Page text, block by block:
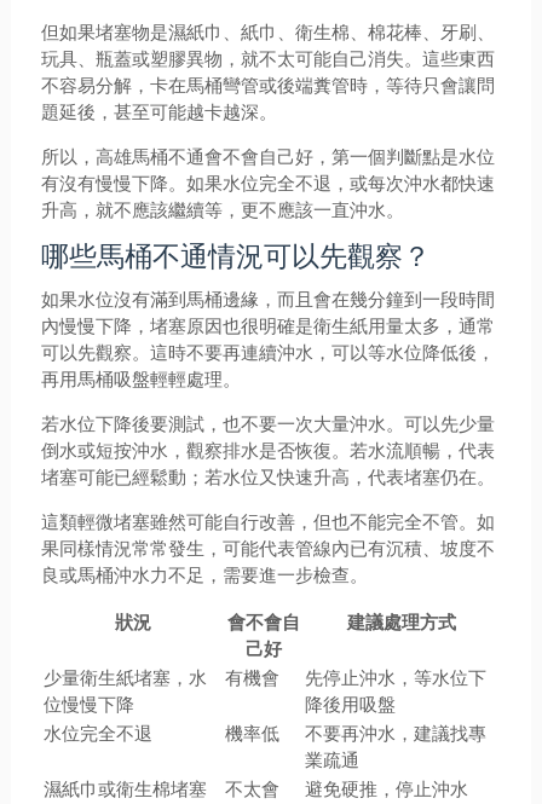
但如果堵塞物是濕紙巾、紙巾、衛生棉、棉花棒、牙刷、
玩具、瓶蓋或塑膠異物，就不太可能自己消失。這些東西
不容易分解，卡在馬桶彎管或後端糞管時，等待只會讓問
題延後，甚至可能越卡越深。
所以，高雄馬桶不通會不會自己好，第一個判斷點是水位
有沒有慢慢下降。如果水位完全不退，或每次沖水都快速
升高，就不應該繼續等，更不應該一直沖水。
哪些馬桶不通情況可以先觀察？
如果水位沒有滿到馬桶邊緣，而且會在幾分鐘到一段時間
內慢慢下降，堵塞原因也很明確是衛生紙用量太多，通常
可以先觀察。這時不要再連續沖水，可以等水位降低後，
再用馬桶吸盤輕輕處理。
若水位下降後要測試，也不要一次大量沖水。可以先少量
倒水或短按沖水，觀察排水是否恢復。若水流順暢，代表
堵塞可能已經鬆動；若水位又快速升高，代表堵塞仍在。
這類輕微堵塞雖然可能自行改善，但也不能完全不管。如
果同樣情況常常發生，可能代表管線內已有沉積、坡度不
良或馬桶沖水力不足，需要進一步檢查。
狀況
會不會自
己好
建議處理方式
少量衛生紙堵塞，水
位慢慢下降
有機會
先停止沖水，等水位下
降後用吸盤
水位完全不退
機率低
不要再沖水，建議找專
業疏通
濕紙巾或衛生棉堵塞
不太會
避免硬推，停止沖水